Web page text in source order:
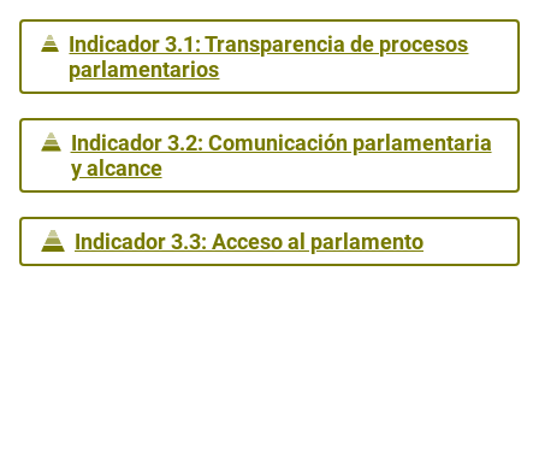
Indicador 3.1: Transparencia de procesos
parlamentarios
Indicador 3.2: Comunicación parlamentaria
y alcance
Indicador 3.3: Acceso al parlamento